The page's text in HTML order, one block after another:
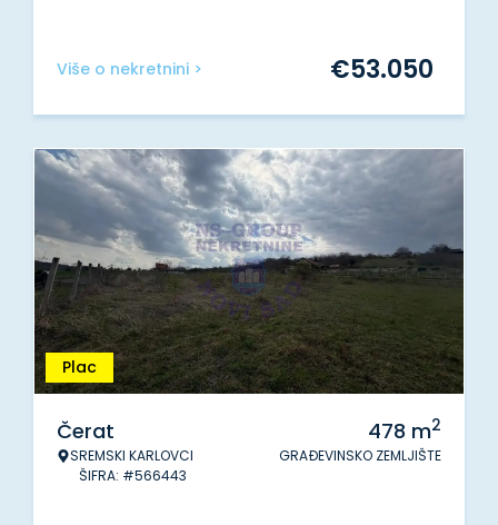
Više o nekretnini > €53.050
Plac
Čerat
SREMSKI KARLOVCI
ŠIFRA: #566443
478 m2
GRAĐEVINSKO ZEMLJIŠTE